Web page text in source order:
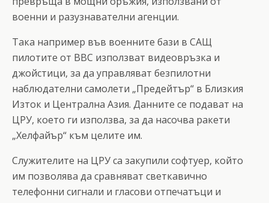
военни и разузнавателни агенции.
Така например във военните бази в САЩ
пилотите от ВВС използват видеовръзка и
джойстици, за да управляват безпилотни
наблюдателни самолети „Предейтър“ в Близкия
Изток и Централна Азия. Данните се подават на
ЦРУ, което ги използва, за да насочва ракети
„Хелфайър“ към целите им.
Служителите на ЦРУ са закупили софтуер, който
им позволява да сравняват светкавично
телефонни сигнали и гласови отпечатъци и